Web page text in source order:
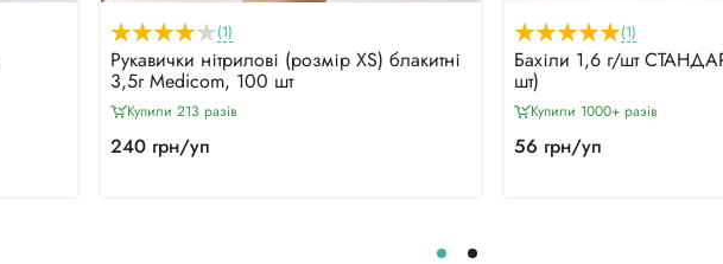
(1)
Рукавички нітрилові (розмір XS) блакитні
3,5г Medicom, 100 шт
Купили 213 разiв
240 грн/уп
(1)
Бахіли 1,6 г/шт
шт)
Купили 1000+ разiв
56 грн/уп